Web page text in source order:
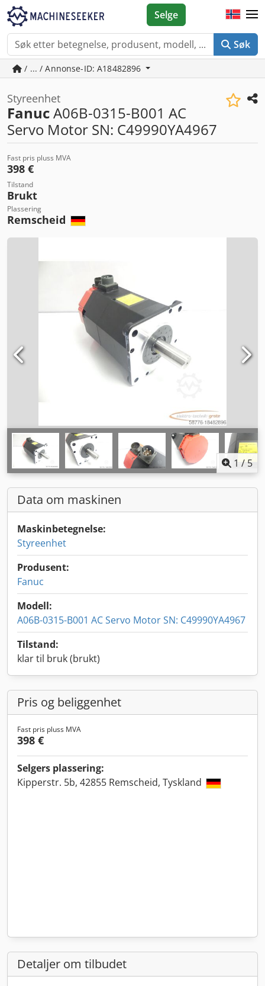
Søk
Selge
/ ... / Annonse-ID: A18482896
Styreenhet
FanucA06B-0315-B001 AC
Servo Motor SN: C49990YA4967
Fast pris pluss MVA
398 €
Tilstand
Brukt
Plassering
Remscheid
1 / 5
Data om maskinen
Maskinbetegnelse:
Styreenhet
Produsent:
Fanuc
Modell:
A06B-0315-B001 AC Servo Motor SN: C49990YA4967
Tilstand:
klar til bruk (brukt)
Pris og beliggenhet
Fast pris pluss MVA
398 €
Selgers plassering:
Kipperstr. 5b, 42855 Remscheid, Tyskland
Detaljer om tilbudet